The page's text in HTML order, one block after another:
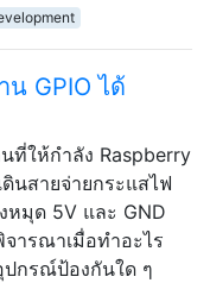
GPIO ได้
ที่ให้กำลัง Raspberry
นสายจ่ายกระแสไฟ
หมุด 5V และ GND
ารณาเมื่อทำอะไร
ปกรณ์ป้องกันใด ๆ